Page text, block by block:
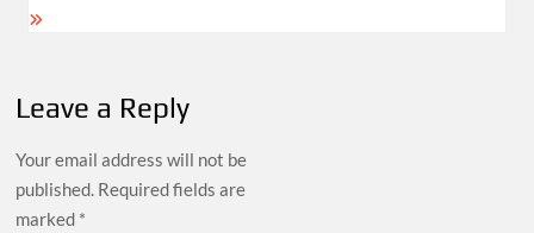
Leave a Reply
Your email address will not be
published. Required fields are
marked *